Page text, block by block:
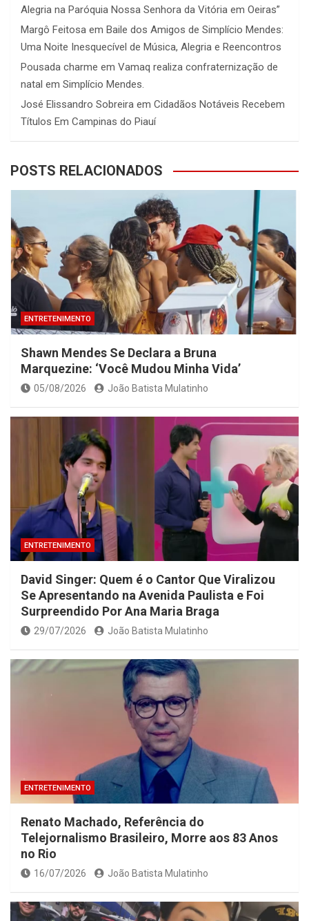
Alegria na Paróquia Nossa Senhora da Vitória em Oeiras”
Margô Feitosa em Baile dos Amigos de Simplício Mendes:
Uma Noite Inesquecível de Música, Alegria e Reencontros
Pousada charme em Vamaq realiza confraternização de
natal em Simplício Mendes.
José Elissandro Sobreira em Cidadãos Notáveis Recebem
Títulos Em Campinas do Piauí
POSTS RELACIONADOS
ENTRETENIMENTO
Shawn Mendes Se Declara a Bruna
Marquezine: ‘Você Mudou Minha Vida’
05/08/2026 João Batista Mulatinho
ENTRETENIMENTO
David Singer: Quem é o Cantor Que Viralizou
Se Apresentando na Avenida Paulista e Foi
Surpreendido Por Ana Maria Braga
29/07/2026 João Batista Mulatinho
ENTRETENIMENTO
Renato Machado, Referência do
Telejornalismo Brasileiro, Morre aos 83 Anos
no Rio
16/07/2026 João Batista Mulatinho